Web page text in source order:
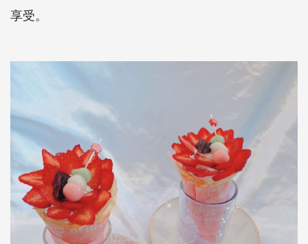
享受。